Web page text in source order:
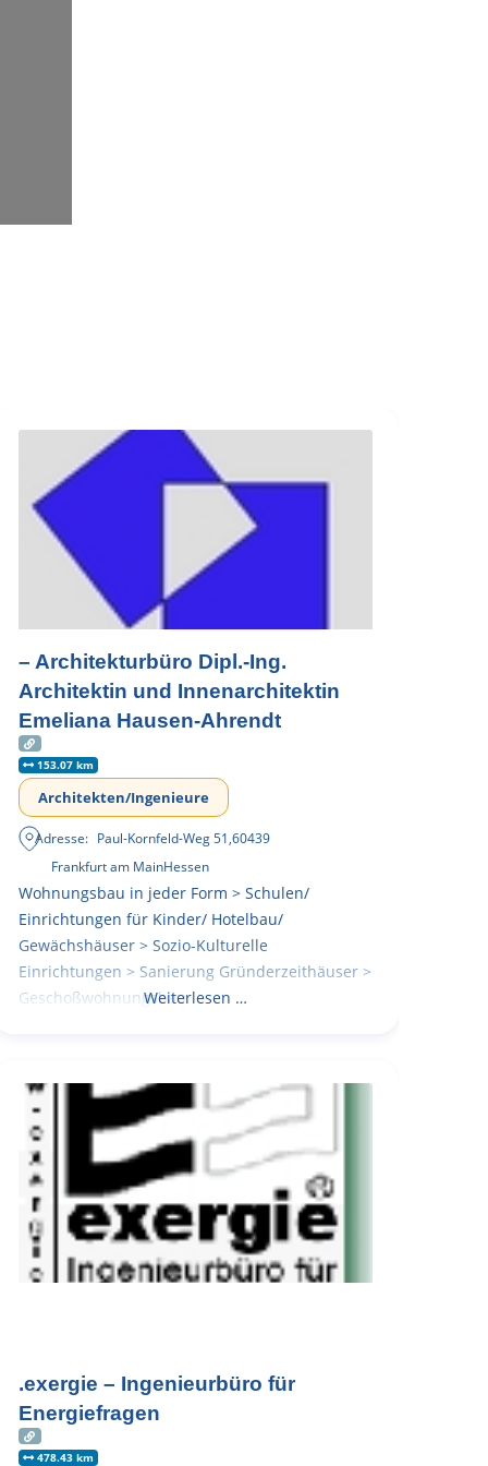
– Architekturbüro Dipl.-Ing.
Architektin und Innenarchitektin
Emeliana Hausen-Ahrendt
153.07 km
Architekten/Ingenieure
Adresse: Paul-Kornfeld-Weg 51,60439
Frankfurt am MainHessen
Wohnungsbau in jeder Form > Schulen/
Einrichtungen für Kinder/ Hotelbau/
Gewächshäuser > Sozio-Kulturelle
Einrichtungen > Sanierung Gründerzeithäuser >
GeschoßwohnungsbauWeiterlesen …
.exergie – Ingenieurbüro für
Energiefragen
478.43 km